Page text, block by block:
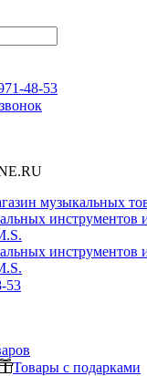
48-53
53
Товары с подарками